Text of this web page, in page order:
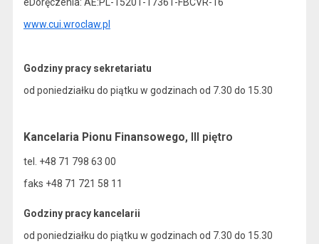
www.cui.wroclaw.pl
Godziny pracy sekretariatu
od poniedziałku do piątku w godzinach od 7.30 do 15.30
Kancelaria Pionu Finansowego, III piętro
tel. +48 71 798 63 00
faks +48 71 721 58 11
Godziny pracy kancelarii
od poniedziałku do piątku w godzinach od 7.30 do 15.30